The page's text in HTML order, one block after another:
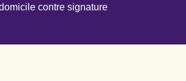
contre signature